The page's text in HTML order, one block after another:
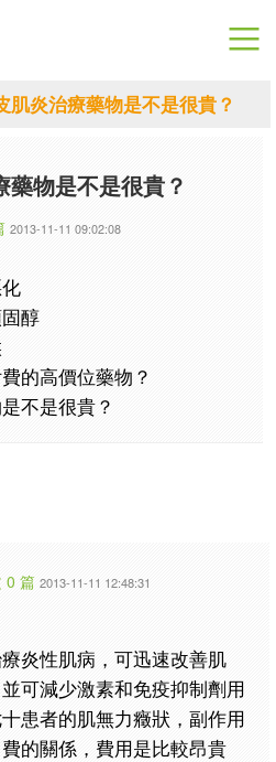
肌炎治療藥物是不是很貴？
藥物是不是很貴？
2013-11-11 09:02:08
醇
的高價位藥物？
不是很貴？
0 篇 2013-11-11 12:48:31
炎性肌病，可迅速改善肌
可減少激素和免疫抑制劑用
患者的肌無力癥狀，副作用
的關係，費用是比較昂貴